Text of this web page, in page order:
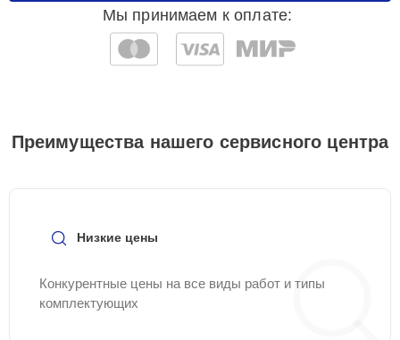
Мы принимаем к оплате:
Преимущества нашего сервисного центра
Низкие цены
Конкурентные цены на все виды работ и типы
комплектующих